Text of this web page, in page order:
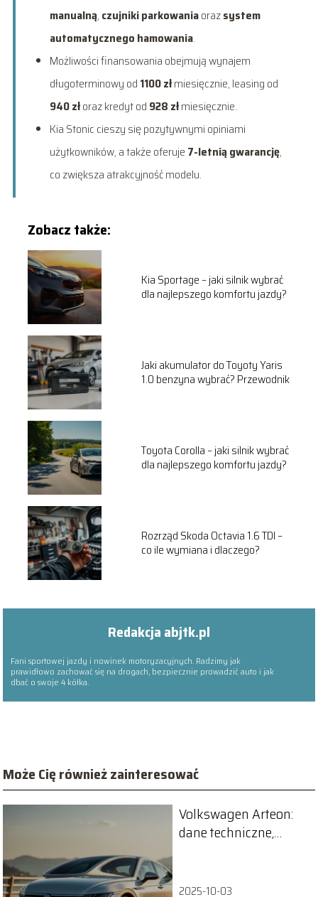
manualną, czujniki parkowaniaorazsystem
automatycznego hamowania.
Możliwości finansowania obejmują wynajem
długoterminowy od 1100 złmiesięcznie, leasing od
940 złoraz kredyt od 928 złmiesięcznie.
Kia Stonic cieszy się pozytywnymi opiniami
użytkowników, a także oferuje 7-letnią gwarancję,
co zwiększa atrakcyjność modelu.
Zobacz także:
Kia Sportage – jaki silnik wybrać
dla najlepszego komfortu jazdy?
Jaki akumulator do Toyoty Yaris
1.0 benzyna wybrać? Przewodnik
Toyota Corolla – jaki silnik wybrać
dla najlepszego komfortu jazdy?
Rozrząd Skoda Octavia 1.6 TDI –
co ile wymiana i dlaczego?
Redakcja abjtk.pl
Fani sportowej jazdy i nowinek motoryzacyjnych. Radzimy jak
prawidłowo zachować się na drogach, bezpiecznie prowadzić auto i jak
dbać o swoje 4 kółka.
Może Cię również zainteresować
Volkswagen Arteon:
dane techniczne,
2025-10-03